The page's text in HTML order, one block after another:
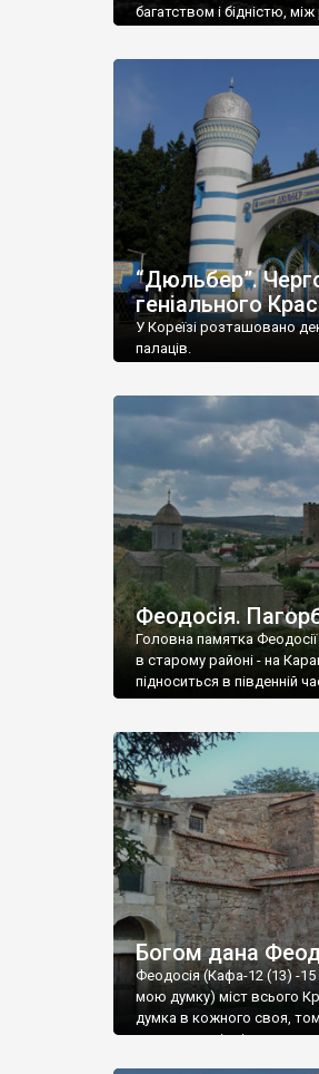
багатством і бідністю,
“Дюльбер”.
геніального
У Кореїзі розташовано
палаців.
Феодосія.
Головна памятка
в старому районі - на
підноситься в південній
Богом дана
Феодосія (Кафа-12 (13) -15
мою думку) міст всього
думка в кожного своя,
запрошую відвідати це